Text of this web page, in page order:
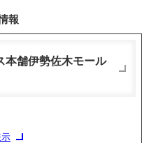
報
本舗伊勢佐木モール